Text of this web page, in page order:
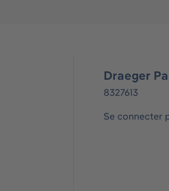
Draeger
8327613
Se connecter